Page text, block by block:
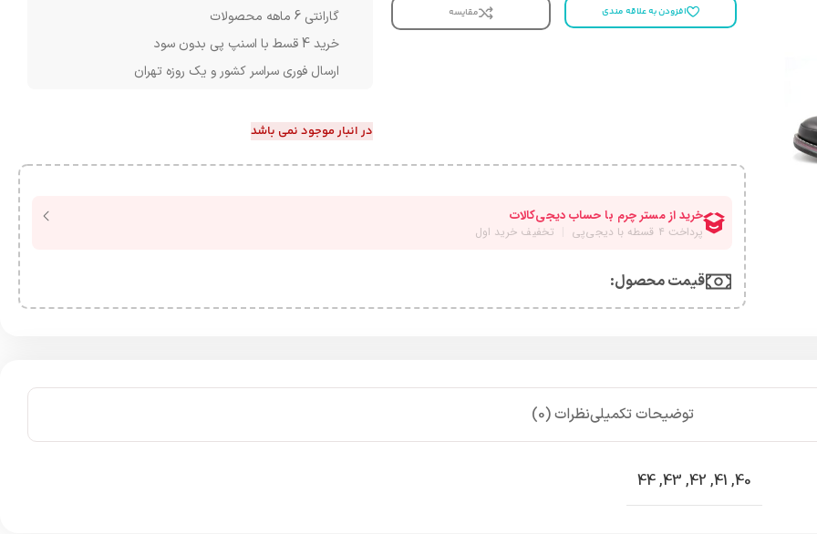
افزودن به علاقه مندی مقایسه
گارانتی 6 ماهه محصولات
خرید 4 قسط با اسنپ پی بدون سود
ارسال فوری سراسر کشور و یک روزه تهران
در انبار موجود نمی باشد
قیمت محصول:​
توضیحات تکمیلینظرات (0)
40
,
41
,
42
,
43
,
44